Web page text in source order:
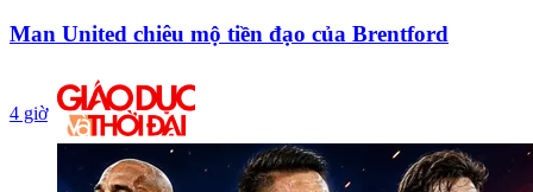
Man United chiêu mộ tiền đạo của Brentford
4 giờ